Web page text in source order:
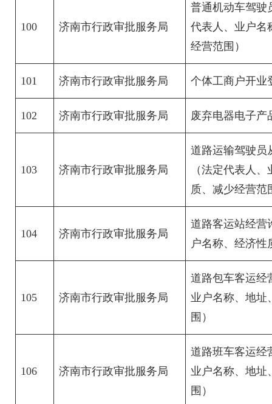
100 济南市行政审批服务局
普通机动车驾驶
代表人、业户名
经营范围）
101 济南市行政审批服务局 个体工商户开业
102 济南市行政审批服务局 废弃电器电子产
103 济南市行政审批服务局
道路运输驾驶员
（法定代表人
质、减少经营范
104 济南市行政审批服务局
道路客运站经营
户名称、经济
105 济南市行政审批服务局
道路包车客运经
业户名称、地址
围）
106 济南市行政审批服务局
道路班车客运经
业户名称、地址
围）